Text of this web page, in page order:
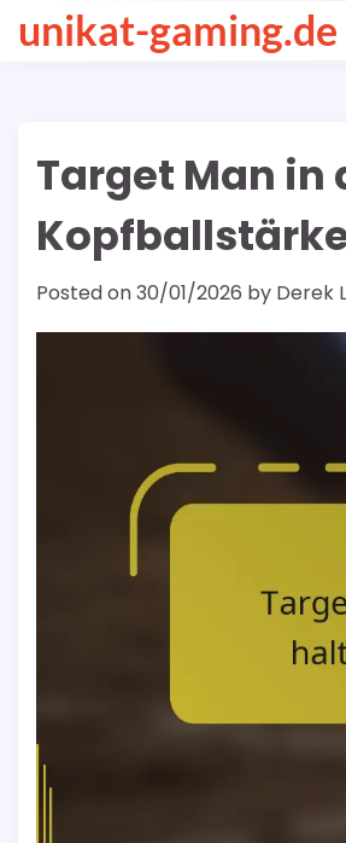
unikat-gaming.de
Target Man
Posted on30/01/2026 by Derek